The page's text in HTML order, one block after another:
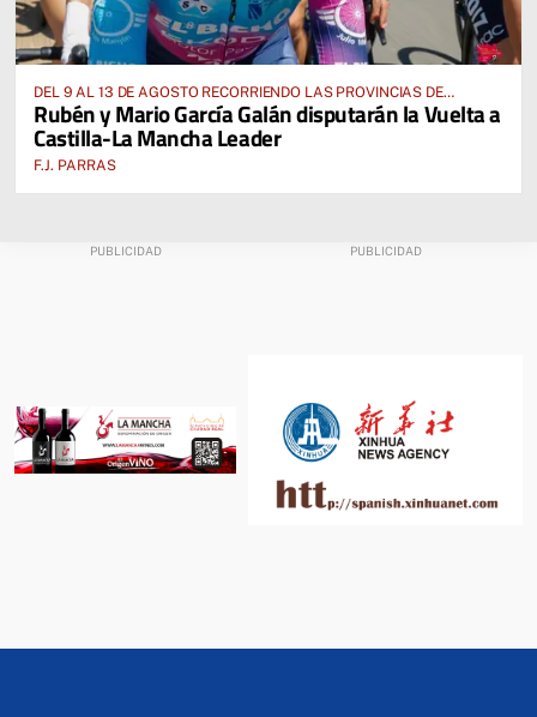
DEL 9 AL 13 DE AGOSTO RECORRIENDO LAS PROVINCIAS DE
CUENCA, ALBACETE, TOLEDO Y CIUDAD REAL
Rubén y Mario García Galán disputarán la Vuelta a
Castilla-La Mancha Leader
F.J. PARRAS